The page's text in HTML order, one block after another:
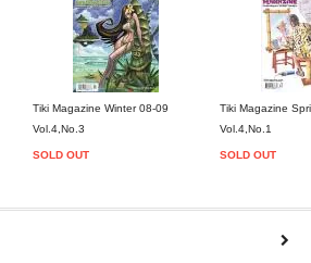
Tiki Magazine Winter 08-09
Vol.4,No.3
SOLD OUT
Tiki Magazine
Vol.4,No.1
SOLD OUT